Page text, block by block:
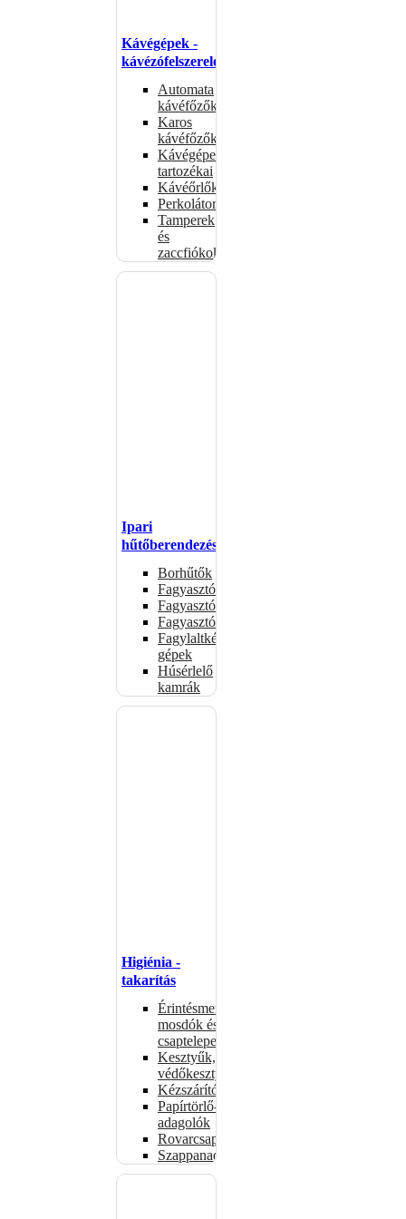
Kávégépek -
kávézófelszerelés
Automata
kávéfőzők
Karos
kávéfőzők
Kávégépek
tartozékai
Kávéőrlők
Perkolátorok
Tamperek
és
zaccfiókok
Ipari
hűtőberendezések
Borhűtők
Fagyasztóasztalok
Fagyasztóládák
Fagyasztószekrények
Fagylaltkészítő
gépek
Húsérlelő
kamrák
Higiénia -
takarítás
Érintésmentes
mosdók és
csaptelepek
Kesztyűk,
védőkesztyűk
Kézszárítók
Papírtörlő-
adagolók
Rovarcsapdák
Szappanadagolók